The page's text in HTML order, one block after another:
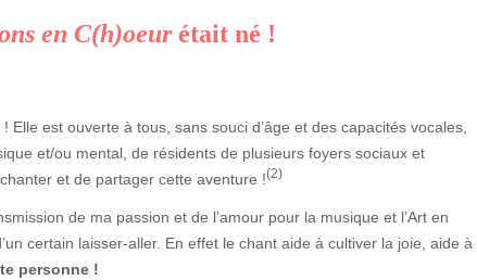
en C(h)oeurétait né !
est ouverte à tous, sans souci d’âge et des capacités vocales,
et/ou mental, de résidents de plusieurs foyers sociaux et
et de partager cette aventure !(2)
de ma passion et de l’amour pour la musique et l’Art en
certain laisser-aller. En effet le chant aide à cultiver la joie, aide à
personne !